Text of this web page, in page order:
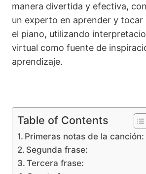
manera divertida y efectiva,
un experto en aprender y tocar
el piano, utilizando
virtual como fuente de
aprendizaje.
Table of Contents
Primeras notas de la canción:
Segunda frase:
Tercera frase: